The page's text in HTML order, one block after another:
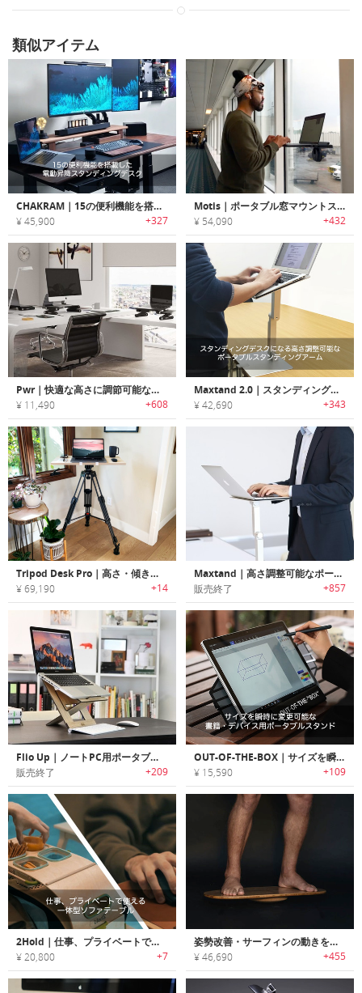
類似アイテム
CHAKRAM｜15の便利機能を搭載した電動昇降スタンディングデスク「チャクラム」
¥ 45,900 +327
Motis｜ポータブル窓マウントスタンディングデスク＆ノートPCスタンド「モーティス」
¥ 54,090 +432
Pwr｜快適な高さに調節可能なファン搭載ノートPC用スタンド
¥ 11,490 +608
Maxtand 2.0｜スタンディングデスクになる高さ調整可能なポータブルスタンディングアーム「マックスタンド2.0」
¥ 42,690 +343
Tripod Desk Pro｜高さ・傾き調整可能なポータブルな三脚スタンディングデスク
¥ 69,190 +14
Maxtand｜高さ調整可能なポータブルスタンディングアーム「マックスタンド」
販売終了 +857
Flio Up｜ノートPC用ポータブルワークステーション「フリオアップ」
販売終了 +209
OUT-OF-THE-BOX｜サイズを瞬時に変更可能な書籍・デバイス用ポータブルスタンド
¥ 15,590 +109
2Hold｜仕事、プライベートで使える一体型ソファテーブル「2ホールド」
¥ 20,800 +7
姿勢改善・サーフィンの動きをシミュレーションするスタンディングデスク用ボード
¥ 46,690 +455